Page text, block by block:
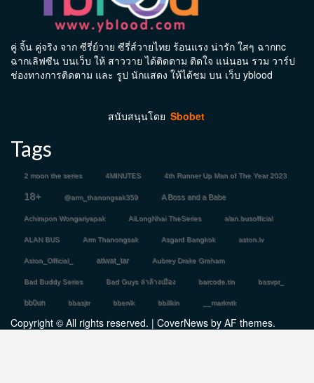
คู่ จิ้น คู่จริง จาก ซีรี่ย์วาย ซีรี่ส์วายไทย ร้อนแรง น่ารัก ใสๆ ฉากnc
ฉากเลิฟซีน บนเว็บ ให้ สาววาย ได้ติดตาม ติดใจ แน่นอน รวม วาร์ป
ช่องทางการติดตาม และ รูป นักแสดง ให้ได้ชม บน เว็บ yblood
สนับสนุนโดย Sbobet
Tags
2 moon the series 4MINUTES 4th Runner Up Man of The Year 2023
18+ @arm_thanongsak359 A Boss and a Babe
Achirapon Wongariyapak AiLongNhai TheSeries alan.busofficial
ALAN BUS Arm Thanongsak Asgard Bangkok aston.lv
Aston_Official_ atiwat_tar Aubrey Drake Graham
Bad Buddy Series Bad Guys ล่าล้างเมือง barcode.tin basvpr_
bb0un bbasjtr bbenlk bbillkin __markntk
Copyright © All rights reserved. | CoverNews by AF themes.